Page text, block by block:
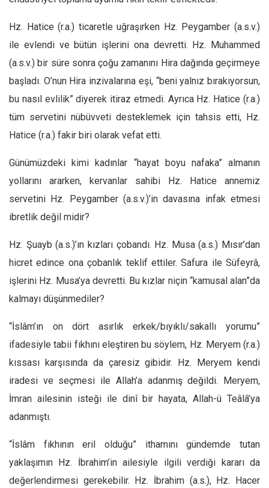
Dosyalar
Hz. Hatice (r.a.) ticaretle uğraşırken Hz. Peygamber (a.s.v.)
ile evlendi ve bütün işlerini ona devretti. Hz. Muhammed
(a.s.v.) bir süre sonra çoğu zamanını Hira dağında geçirmeye
başladı. O’nun Hira inzivalarına eşi, “beni yalnız bırakıyorsun,
bu nasıl evlilik” diyerek itiraz etmedi. Ayrıca Hz. Hatice (r.a.)
tüm servetini nübüvveti desteklemek için tahsis etti, Hz.
Hatice (r.a.) fakir biri olarak vefat etti.
Günümüzdeki kimi kadınlar “hayat boyu nafaka” almanın
yollarını ararken, kervanlar sahibi Hz. Hatice annemiz
servetini Hz. Peygamber (a.s.v.)’in davasına infak etmesi
ibretlik değil midir?
Hz. Şuayb (a.s.)’ın kızları çobandı. Hz. Musa (a.s.) Mısır’dan
hicret edince ona çobanlık teklif ettiler. Safura ile Süfeyrâ,
işlerini Hz. Musa’ya devretti. Bu kızlar niçin “kamusal alan”da
kalmayı düşünmediler?
“İslâm’ın on dört asırlık erkek/bıyıklı/sakallı yorumu”
ifadesiyle tabii fıkhını eleştiren bu söylem, Hz. Meryem (r.a.)
kıssası karşısında da çaresiz gibidir. Hz. Meryem kendi
iradesi ve seçmesi ile Allah’a adanmış değildi. Meryem,
İmran ailesinin isteği ile dinî bir hayata, Allah-ü Teâlâ’ya
adanmıştı.
“İslâm fıkhının eril olduğu” ithamını gündemde tutan
yaklaşımın Hz. İbrahim’in ailesiyle ilgili verdiği kararı da
değerlendirmesi gerekebilir. Hz. İbrahim (a.s.), Hz. Hacer